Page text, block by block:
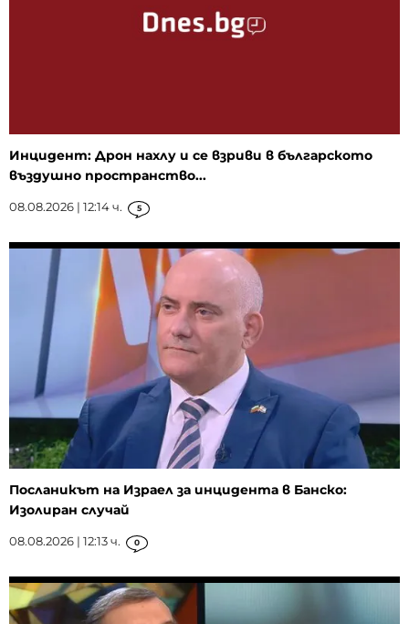
Инцидент: Дрон нахлу и се взриви в българското
въздушно пространство...
08.08.2026 | 12:14 ч. 5
Посланикът на Израел за инцидента в Банско:
Изолиран случай
08.08.2026 | 12:13 ч. 0